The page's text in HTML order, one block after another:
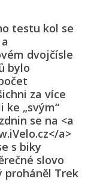
testu kol se
dvojčísle
bylo
za více
ke „svým“
se na <a
a>
s biky
slovo
proháněl Trek